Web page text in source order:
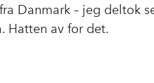
Danmark – jeg deltok
Hatten av for det.